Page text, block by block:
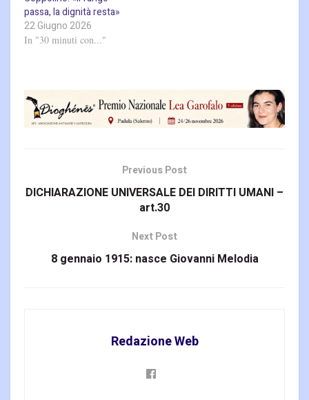
passa, la dignità resta»
22 Giugno 2026
In "30 minuti con..."
Previous Post
DICHIARAZIONE UNIVERSALE DEI DIRITTI UMANI –
art.30
Next Post
8 gennaio 1915: nasce Giovanni Melodia
Redazione Web